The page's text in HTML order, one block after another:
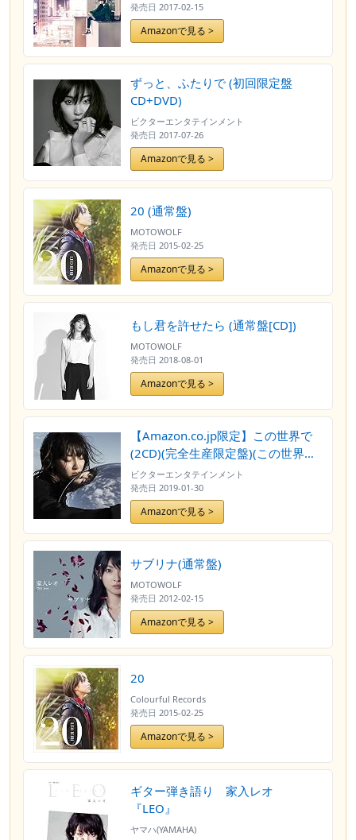
発売日 2017-02-15
Amazonで見る >
ずっと、ふたりで (初回限定盤
CD+DVD)
ビクターエンタテインメント
発売日 2017-07-26
Amazonで見る >
20 (通常盤)
MOTOWOLF
発売日 2015-02-25
Amazonで見る >
もし君を許せたら (通常盤[CD])
MOTOWOLF
発売日 2018-08-01
Amazonで見る >
【Amazon.co.jp限定】この世界で
(2CD)(完全生産限定盤)(この世界で
~カレンダー入りオリジナルポスト
カード絵柄D付)
ビクターエンタテインメント
発売日 2019-01-30
Amazonで見る >
サブリナ(通常盤)
MOTOWOLF
発売日 2012-02-15
Amazonで見る >
20
Colourful Records
発売日 2015-02-25
Amazonで見る >
ギター弾き語り 家入レオ
『LEO』
ヤマハ(YAMAHA)